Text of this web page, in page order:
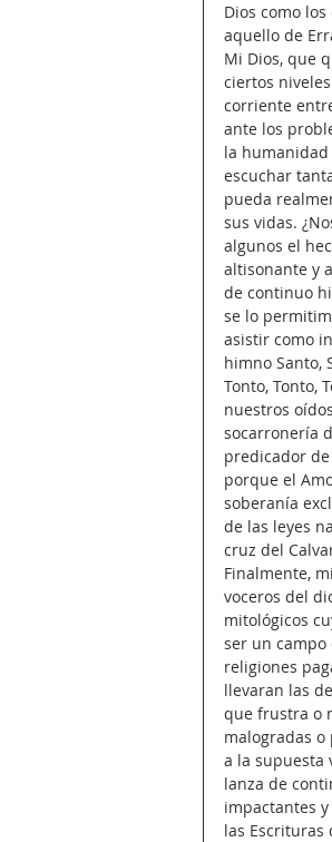
Dios como
aquello de
Mi Dios, que
ciertos
corriente
ante los
la humanidad
escuchar
pueda
sus vidas.
algunos el
altisonante y
de continuo
se lo
asistir como
himno Santo,
Tonto, Tonto,
nuestros
socarronería
predicador
porque el
soberanía
de las leyes
cruz del
Finalmente,
voceros del
mitológicos
ser un campo
religiones
llevaran las
que frustra o
malogradas o
a la supuesta
lanza de
impactantes
las Escrituras